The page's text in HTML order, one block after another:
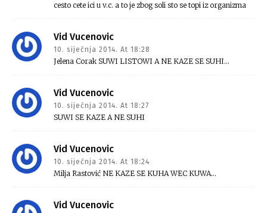
cesto cete ici u v.c. a to je zbog soli sto se topi iz organizma
Vid Vucenovic
10. siječnja 2014. At 18:28
Jelena Corak SUWI LISTOWI A NE KAZE SE SUHI…
Vid Vucenovic
10. siječnja 2014. At 18:27
SUWI SE KAZE A NE SUHI
Vid Vucenovic
10. siječnja 2014. At 18:24
Milja Rastović NE KAZE SE KUHA WEC KUWA…
Vid Vucenovic